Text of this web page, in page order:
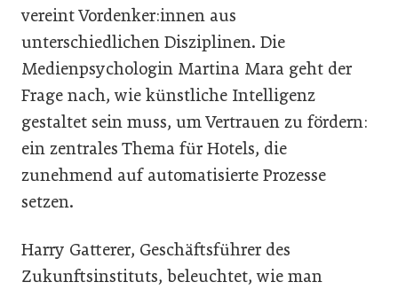
vereint Vordenker:innen aus
unterschiedlichen Disziplinen. Die
Medienpsychologin Martina Mara geht der
Frage nach, wie künstliche Intelligenz
gestaltet sein muss, um Vertrauen zu fördern:
ein zentrales Thema für Hotels, die
zunehmend auf automatisierte Prozesse
setzen.
Harry Gatterer, Geschäftsführer des
Zukunftsinstituts, beleuchtet, wie man